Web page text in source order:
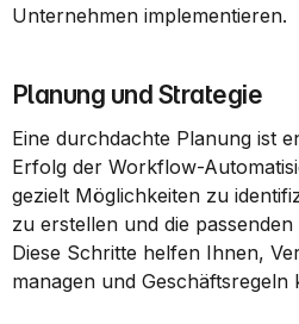
Unternehmen implementieren.
Planung und Strategie
Eine durchdachte Planung ist
Erfolg der Workflow-
gezielt Möglichkeiten zu
zu erstellen und die
Diese Schritte helfen Ihnen,
managen und